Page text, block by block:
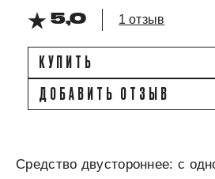
5,0
1 отзыв
КУПИТЬ
ДОБАВИТЬ ОТЗЫВ
Средство двустороннее: с